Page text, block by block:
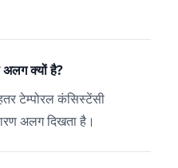
अलग क्यों है?
टेम्पोरल कंसिस्टेंसी
अलग दिखता है।